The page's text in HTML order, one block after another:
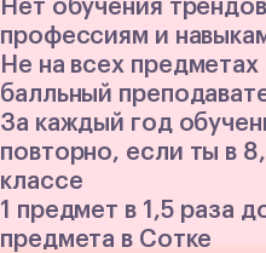
Нет обучения
профессиям и
Не на всех предметах
балльный
За каждый год
повторно, если ты в
классе
1 предмет в 1,5 раза
предмета в Сотке